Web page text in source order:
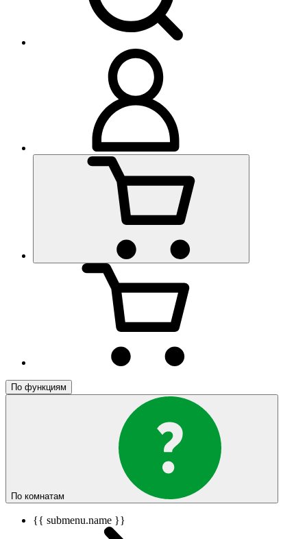
По функциям
По комнатам
{{ submenu.name }}